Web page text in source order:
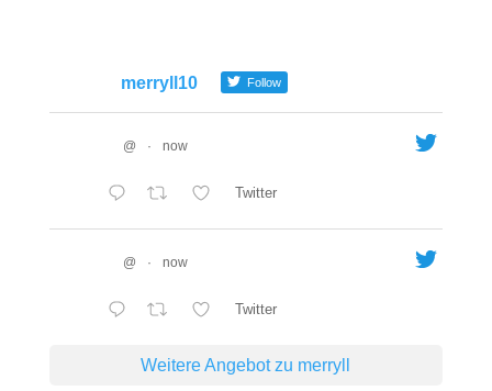
merryll10 Follow
@ · now
Twitter
@ · now
Twitter
Weitere Angebot zu merryll